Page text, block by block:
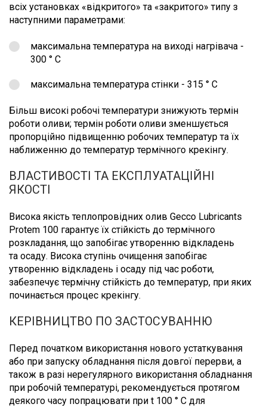
всіх установках «відкритого» та «закритого» типу з
наступними параметрами:
максимальна температура на виході нагрівача -
300 ° С
максимальна температура стінки - 315 ° С
Більш високі робочі температури знижують термін
роботи оливи; термін роботи оливи зменшується
пропорційно підвищенню робочих температур та їх
наближенню до температур термічного крекінгу.
ВЛАСТИВОСТІ ТА ЕКСПЛУАТАЦІЙНІ
ЯКОСТІ
Висока якість теплопровідних олив Gecco Lubricants
Protem 100 гарантує їх стійкість до термічного
розкладання, що запобігає утворенню відкладень
та осаду. Висока ступінь очищення запобігає
утворенню відкладень і осаду під час роботи,
забезпечує термічну стійкість до температур, при яких
починається процес крекінгу.
КЕРІВНИЦТВО ПО ЗАСТОСУВАННЮ
Перед початком використання нового устаткування
або при запуску обладнання після довгої перерви, а
також в разі нерегулярного використання обладнання
при робочій температурі, рекомендується протягом
деякого часу попрацювати при t 100 ° С для